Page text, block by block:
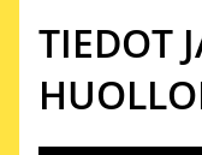
TIEDOT